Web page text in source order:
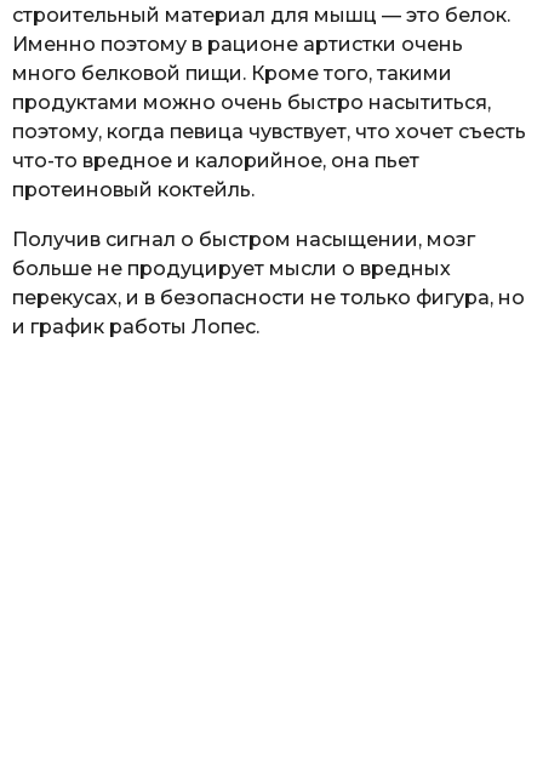
строительный материал для мышц — это белок.
Именно поэтому в рационе артистки очень
много белковой пищи. Кроме того, такими
продуктами можно очень быстро насытиться,
поэтому, когда певица чувствует, что хочет съесть
что-то вредное и калорийное, она пьет
протеиновый коктейль.
Получив сигнал о быстром насыщении, мозг
больше не продуцирует мысли о вредных
перекусах, и в безопасности не только фигура, но
и график работы Лопес.